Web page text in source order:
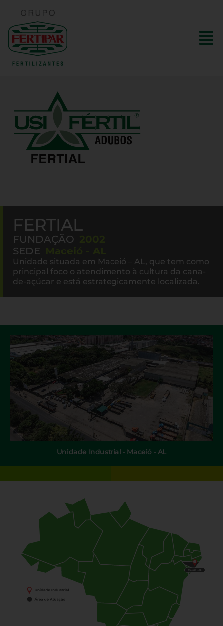
FERTIAL
FUNDAÇÃO
SEDE
Unidade situada em Maceió – AL, que tem como
principal foco o atendimento à cultura da cana-
de-açúcar e está estrategicamente localizada.
Unidade Industrial - Maceió - AL